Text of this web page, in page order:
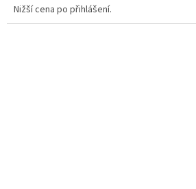
Nižší cena po přihlášení.